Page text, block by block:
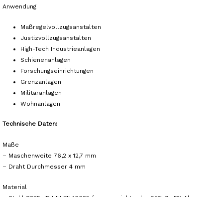
Anwendung
Maßregelvollzugsanstalten
Justizvollzugsanstalten
High-Tech Industrieanlagen
Schienenanlagen
Forschungseinrichtungen
Grenzanlagen
Militäranlagen
Wohnanlagen
Technische Daten:
Maße
– Maschenweite 76,2 x 12,7 mm
– Draht Durchmesser 4 mm
Material